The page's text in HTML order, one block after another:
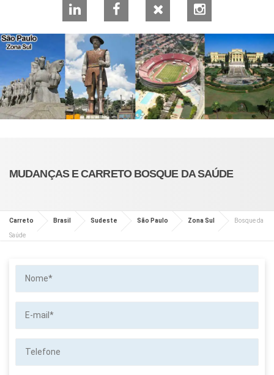
LinkedInFacebook Instagram
MUDANÇAS E CARRETO BOSQUE DA SAÚDE
Carreto Brasil Sudeste São Paulo Zona Sul Bosque da
Saúde
mail*